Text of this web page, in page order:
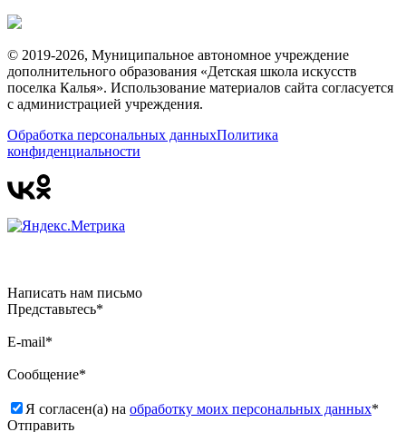
© 2019-2026, Муниципальное автономное учреждение
дополнительного образования «Детская школа искусств
поселка Калья». Использование материалов сайта согласуется
с администрацией учреждения.
Обработка персональных данныхПолитика
конфиденциальности
Написать нам письмо
Представьтесь*
E-mail*
Сообщение*
Я согласен(а) на обработку моих персональных данных*
Отправить